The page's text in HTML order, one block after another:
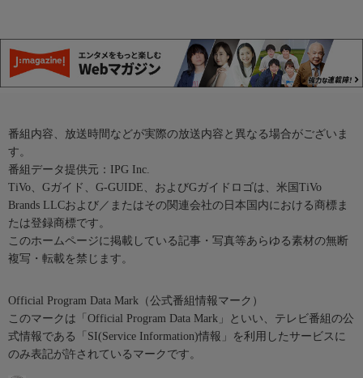
番組内容、放送時間などが実際の放送内容と異なる場合がございま
す。
番組データ提供元：IPG Inc.
TiVo、Gガイド、G-GUIDE、およびGガイドロゴは、米国TiVo
Brands LLCおよび／またはその関連会社の日本国内における商標ま
たは登録商標です。
このホームページに掲載している記事・写真等あらゆる素材の無断
複写・転載を禁じます。
Official Program Data Mark（公式番組情報マーク）
このマークは「Official Program Data Mark」といい、テレビ番組の公
式情報である「SI(Service Information)情報」を利用したサービスに
のみ表記が許されているマークです。